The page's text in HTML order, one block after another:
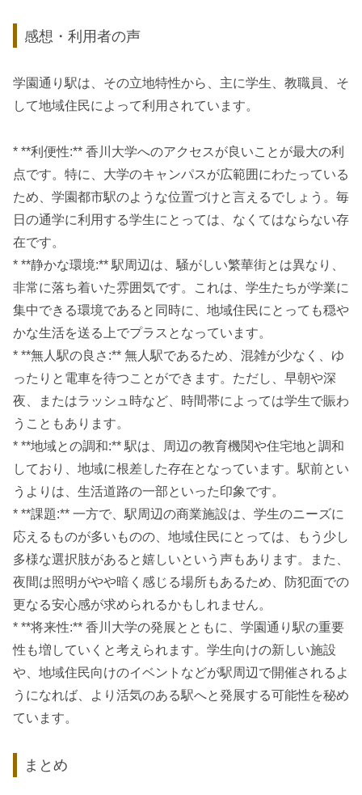
感想・利用者の声
学園通り駅は、その立地特性から、主に学生、教職員、そ
して地域住民によって利用されています。
* **利便性:** 香川大学へのアクセスが良いことが最大の利
点です。特に、大学のキャンパスが広範囲にわたっている
ため、学園都市駅のような位置づけと言えるでしょう。毎
日の通学に利用する学生にとっては、なくてはならない存
在です。
* **静かな環境:** 駅周辺は、騒がしい繁華街とは異なり、
非常に落ち着いた雰囲気です。これは、学生たちが学業に
集中できる環境であると同時に、地域住民にとっても穏や
かな生活を送る上でプラスとなっています。
* **無人駅の良さ:** 無人駅であるため、混雑が少なく、ゆ
ったりと電車を待つことができます。ただし、早朝や深
夜、またはラッシュ時など、時間帯によっては学生で賑わ
うこともあります。
* **地域との調和:** 駅は、周辺の教育機関や住宅地と調和
しており、地域に根差した存在となっています。駅前とい
うよりは、生活道路の一部といった印象です。
* **課題:** 一方で、駅周辺の商業施設は、学生のニーズに
応えるものが多いものの、地域住民にとっては、もう少し
多様な選択肢があると嬉しいという声もあります。また、
夜間は照明がやや暗く感じる場所もあるため、防犯面での
更なる安心感が求められるかもしれません。
* **将来性:** 香川大学の発展とともに、学園通り駅の重要
性も増していくと考えられます。学生向けの新しい施設
や、地域住民向けのイベントなどが駅周辺で開催されるよ
うになれば、より活気のある駅へと発展する可能性を秘め
ています。
まとめ